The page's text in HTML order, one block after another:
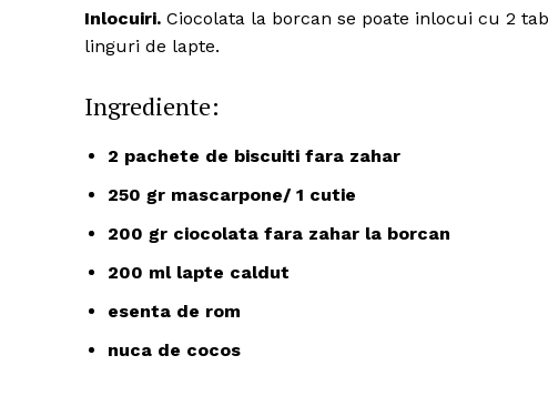
Inlocuiri. Ciocolata la borcan se poate inlocui cu 2
linguri de lapte.
Ingrediente:
2 pachete de biscuiti fara zahar
250 gr mascarpone/ 1 cutie
200 gr ciocolata fara zahar la borcan
200 ml lapte caldut
esenta de rom
nuca de cocos